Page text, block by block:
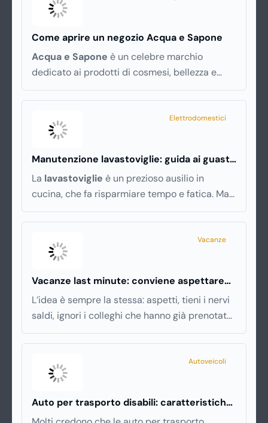
euro a un amico. Ma se ti chiedi esattamente
soprattutto quanto ti costa davvero)
probabilmente non hai una risposta precisa su
come funziona PayPal.
Come aprire un negozio Acqua e Sapone
Acqua e Sapone è un celebre marchio
dedicato ai prodotti di cosmesi, bellezza e
igiene personale. L’azienda è presente dal
1992 e con circa 700 punti vendita sparsi per
tutta Italia è un marchio di successo,
affermato e simbolo di convenienza.
Elettrodomestici
Manutenzione lavastoviglie: guida ai guasti
più comuni (e soluzioni)
La lavastoviglie è un prezioso ausilio in
cucina, che fa risparmiare tempo e fatica. Ma
a volte, come tutti gli elettrodomestici, può
accusare malfunzionamenti o avere problemi
tecnici. Ecco una breve guida ai principali
guasti e inconvenienti, con tutti i consigli utili
chiamare il tecnico e risparmiando quindi
soldi.
Vacanze
Vacanze last minute: conviene aspettare
l’occasione oppure no?
L’idea è sempre la stessa: aspetti, tieni i nervi
saldi, ignori i colleghi che hanno già prenotato
e, pochi giorni prima della partenza, ti
aggiudichi un pacchetto a metà prezzo. Le
vacanze last minute funzionano più o meno
così.Oggi quella logica esiste ancora ma si è
quasi inapplicabile. Le compagnie aeree
Autoveicoli
Auto per trasporto disabili: caratteristiche,
normativa (e come scegliere quella giusta)